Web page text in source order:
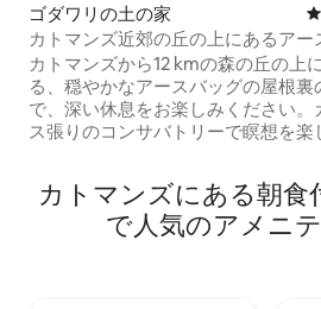
ゴダワリの土の家
カトマンズ近郊の丘の上にあるアー
ッグのサンクチュアリ
カトマンズから12 kmの森の丘の上
る、穏やかなアースバッグの屋根裏
で、深い休息をお楽しみください。
ス張りのコンサバトリーで瞑想を楽
に根ざした、静寂のために作られた
たっぷりの宿泊先です。鳥のさえず
目を覚まし、ヒマラヤの景色を眺め
カトマンズにある朝食
で人気のアメニ